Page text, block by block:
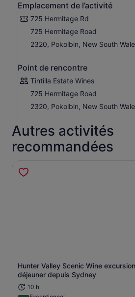
Emplacement de l’activité
725 Hermitage Rd
725 Hermitage Road
2320, Pokolbin, New South
Point de rencontre
Tintilla Estate Wines
725 Hermitage Road
2320, Pokolbin, New South
Autres activités
recommandées
Hunter Valley Scenic Wine
déjeuner depuis Sydney
10 h
S’ouvre